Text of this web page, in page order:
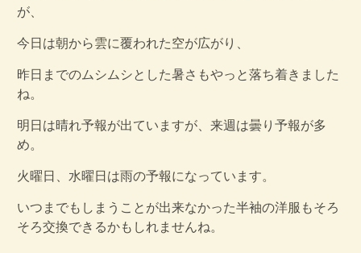
が、
今日は朝から雲に覆われた空が広がり、
昨日までのムシムシとした暑さもやっと落ち着きました
ね。
明日は晴れ予報が出ていますが、来週は曇り予報が多
め。
火曜日、水曜日は雨の予報になっています。
いつまでもしまうことが出来なかった半袖の洋服もそろ
そろ交換できるかもしれませんね。